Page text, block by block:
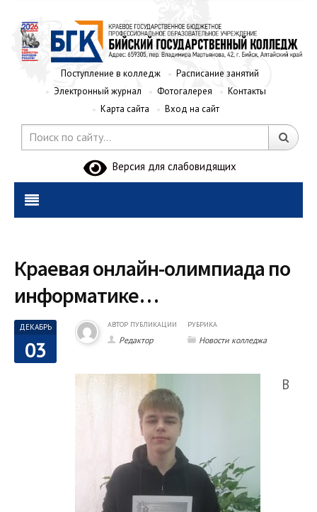
Поступление в колледж
Расписание занятий
Электронный журнал
Фотогалерея
Контакты
Карта сайта
Вход на сайт
Версия для слабовидящих
Краевая онлайн-олимпиада по
информатике…
ДЕКАБРЬ
03
АВТОР ПУБЛИКАЦИИ
Редактор
РУБРИКА
Новости колледжа
В